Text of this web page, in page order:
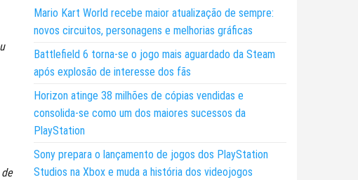
Mario Kart World recebe maior atualização de sempre:
novos circuitos, personagens e melhorias gráficas
Battlefield 6 torna-se o jogo mais aguardado da Steam
após explosão de interesse dos fãs
Horizon atinge 38 milhões de cópias vendidas e
consolida-se como um dos maiores sucessos da
PlayStation
Sony prepara o lançamento de jogos dos PlayStation
Studios na Xbox e muda a história dos videojogos